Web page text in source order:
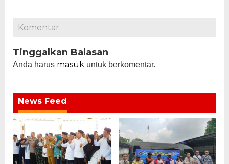
Komentar
Tinggalkan Balasan
Anda harus masuk untuk berkomentar.
News Feed